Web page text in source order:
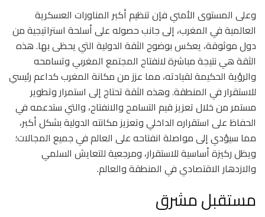
وعلى المستوى الأمني فإن تنظيم أكبر المناورات العسكرية
العالمية في المغرب، إلى جانب حصوله على أسلحة استراتيجية من
دول موثوقة، يعكس بوضوح الثقة الدولية التي يحظى بها. هذه
الثقة هي نتيجة مباشرة لانفتاح المجتمع المغربي وتسامحه
والرؤية الحكيمة لقيادته، مما عزز من مكانة المغرب كداعم رئيسي
للاستقرار في المنطقة. وهذه الثقة تحتاج إلى استمرار وتطوير
مستمر من خلال تعزيز قيم التسامح والانفتاح، والتي ستدعمه في
الحفاظ على استقراره الداخلي وتعزيز مكانته الدولية بشكل أكبر،
مما سيؤدي إلى مواصلة انفتاحه على العالم في جميع المجالات؛
ويظل ركيزة أساسية للاستقرار، ومرجعية للتعايش السلمي
والازدهار الاقتصادي في المنطقة والعالم.
مستقبل مشرق